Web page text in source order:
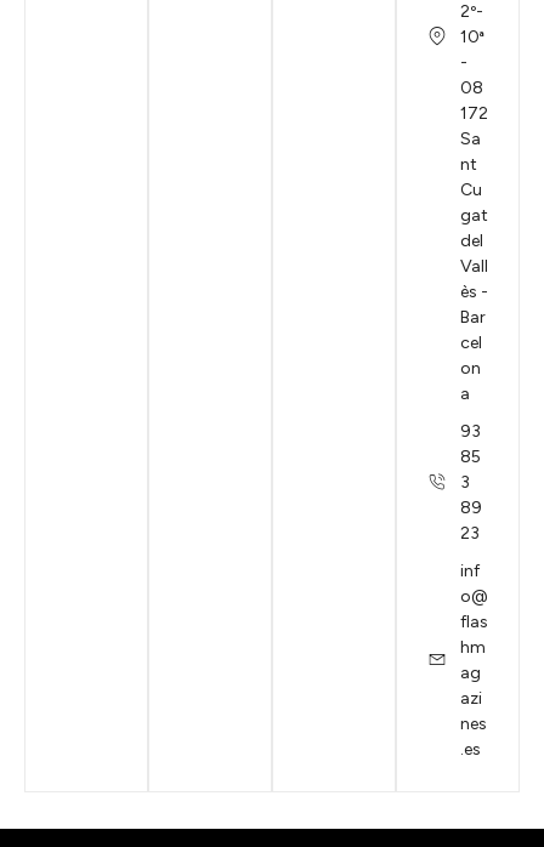
2º-
10ª
-
08
172
Sa
nt
Cu
gat
del
Vall
ès -
Bar
cel
on
a
93
85
3
89
23
inf
o@
flas
hm
ag
azi
nes
.es